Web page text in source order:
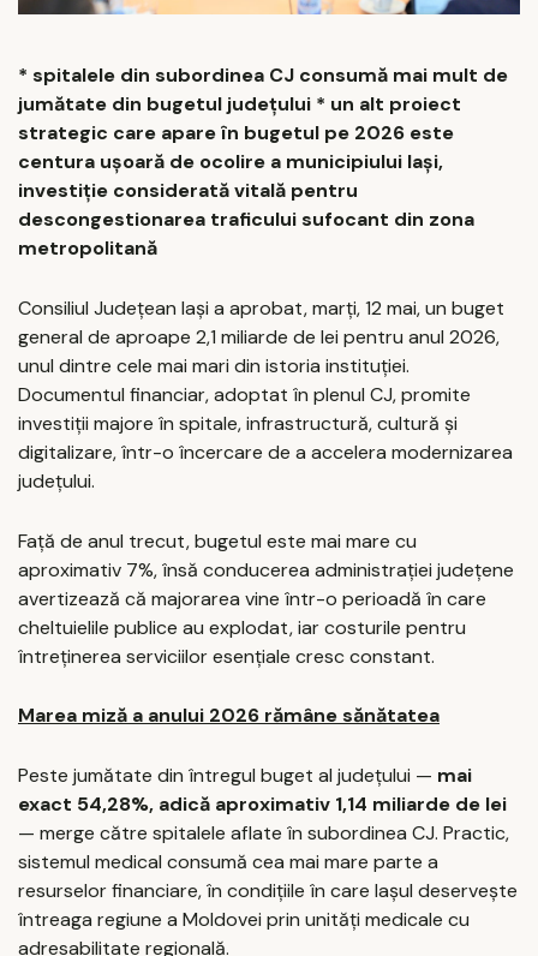
* spitalele din subordinea CJ consumă mai mult de
jumătate din bugetul județului * un alt proiect
strategic care apare în bugetul pe 2026 este
centura ușoară de ocolire a municipiului Iași,
investiție considerată vitală pentru
descongestionarea traficului sufocant din zona
metropolitană
Consiliul Județean Iași a aprobat, marți, 12 mai, un buget
general de aproape 2,1 miliarde de lei pentru anul 2026,
unul dintre cele mai mari din istoria instituției.
Documentul financiar, adoptat în plenul CJ, promite
investiții majore în spitale, infrastructură, cultură și
digitalizare, într-o încercare de a accelera modernizarea
județului.
Față de anul trecut, bugetul este mai mare cu
aproximativ 7%, însă conducerea administrației județene
avertizează că majorarea vine într-o perioadă în care
cheltuielile publice au explodat, iar costurile pentru
întreținerea serviciilor esențiale cresc constant.
Marea miză a anului 2026 rămâne sănătatea
Peste jumătate din întregul buget al județului — mai
exact 54,28%, adică aproximativ 1,14 miliarde de lei
— merge către spitalele aflate în subordinea CJ. Practic,
sistemul medical consumă cea mai mare parte a
resurselor financiare, în condițiile în care Iașul deservește
întreaga regiune a Moldovei prin unități medicale cu
adresabilitate regională.